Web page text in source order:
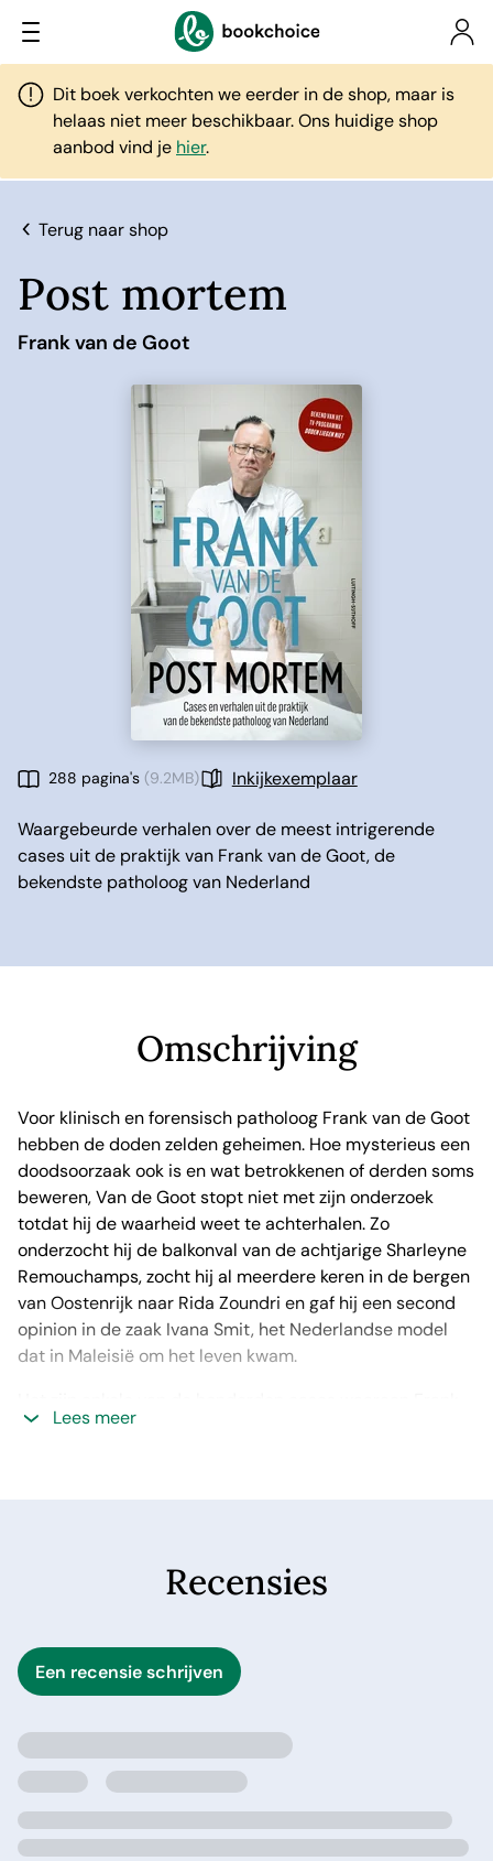
Dit boek verkochten we eerder in de shop, maar is
helaas niet meer beschikbaar. Ons huidige shop
aanbod vind je hier.
Terug naar shop
Post mortem
Frank van de Goot
288 pagina's (9.2MB) Inkijkexemplaar
Waargebeurde verhalen over de meest intrigerende
cases uit de praktijk van Frank van de Goot, de
bekendste patholoog van Nederland
Omschrijving
Voor klinisch en forensisch patholoog Frank van de Goot
hebben de doden zelden geheimen. Hoe mysterieus een
doodsoorzaak ook is en wat betrokkenen of derden soms
beweren, Van de Goot stopt niet met zijn onderzoek
totdat hij de waarheid weet te achterhalen. Zo
onderzocht hij de balkonval van de achtjarige Sharleyne
Remouchamps, zocht hij al meerdere keren in de bergen
van Oostenrijk naar Rida Zoundri en gaf hij een second
opinion in de zaak Ivana Smit, het Nederlandse model
dat in Maleisië om het leven kwam.
van de Goot heeft gewerkt. In Post mortem trekt een
Lees meer
Recensies
Een recensie schrijven